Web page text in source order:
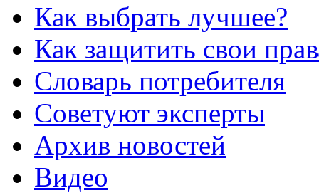
Как выбрать лучшее?
Как защитить свои
Словарь потребителя
Советуют эксперты
Архив новостей
Видео